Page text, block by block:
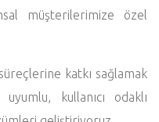
müşterilerimize özel
katkı sağlamak
kullanıcı odaklı